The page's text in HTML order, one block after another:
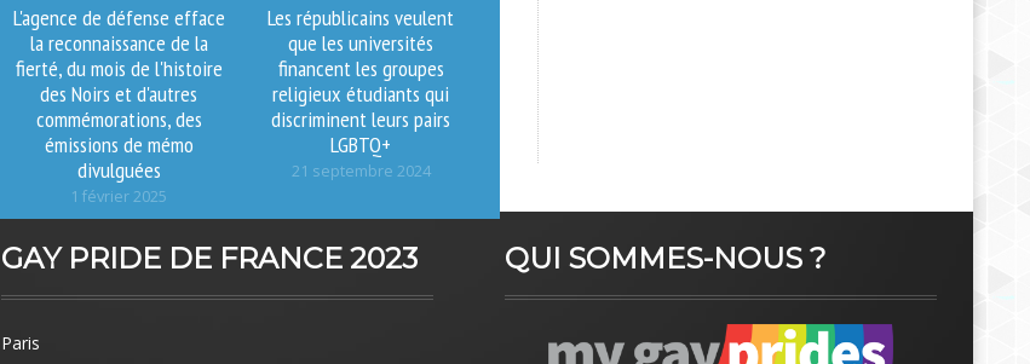
L'agence de défense efface
la reconnaissance de la
fierté, du mois de l'histoire
des Noirs et d'autres
commémorations, des
émissions de mémo
divulguées
1 février 2025
Les républicains veulent
que les universités
financent les groupes
religieux étudiants qui
discriminent leurs pairs
LGBTQ+
21 septembre 2024
GAY PRIDE DE FRANCE 2023
Paris
QUI SOMMES-NOUS ?